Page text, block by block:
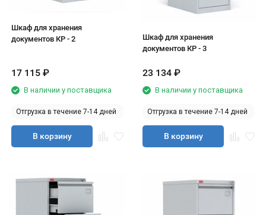
Шкаф для хранения
документов КР - 2
17 115 ₽
В наличии у поставщика
Отгрузка в течение 7-14 дней
В корзину
Шкаф для хранения
документов КР - 3
23 134 ₽
В наличии у поставщика
Отгрузка в течение 7-14 дней
В корзину